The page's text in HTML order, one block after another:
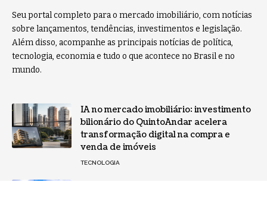
Seu portal completo para o mercado imobiliário, com notícias
sobre lançamentos, tendências, investimentos e legislação.
Além disso, acompanhe as principais notícias de política,
tecnologia, economia e tudo o que acontece no Brasil e no
mundo.
IA no mercado imobiliário: investimento
bilionário do QuintoAndar acelera
transformação digital na compra e
venda de imóveis
TECNOLOGIA